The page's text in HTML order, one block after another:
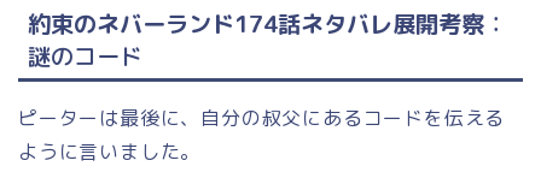
約束のネバーランド174話ネタバレ展開考察 ：
謎のコード
ピーターは最後に、自分の叔父にあるコードを伝える
ように言いました。